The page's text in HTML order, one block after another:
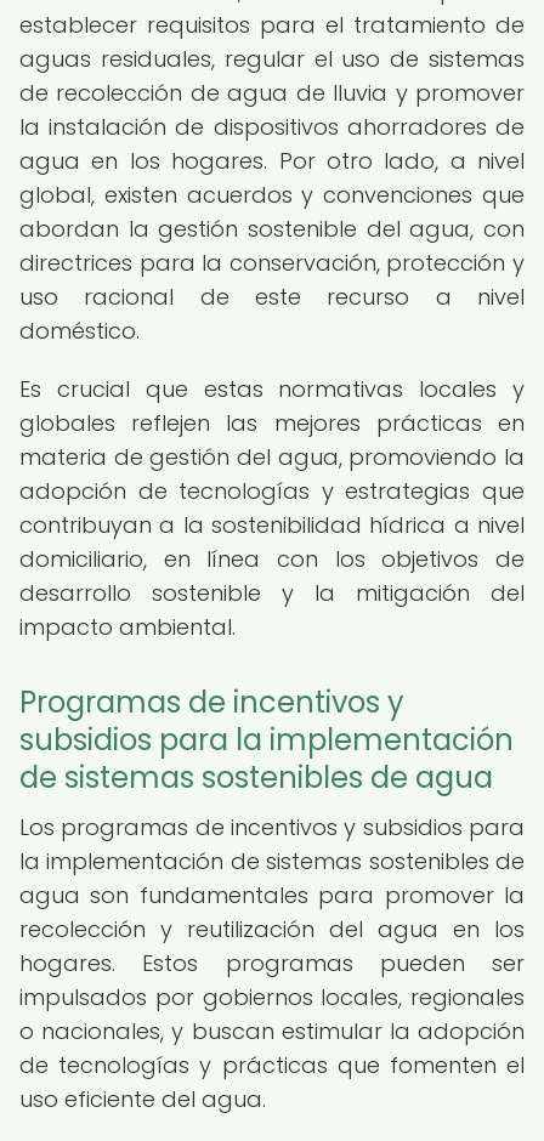
establecer requisitos para el tratamiento de
aguas residuales, regular el uso de sistemas
de recolección de agua de lluvia y promover
la instalación de dispositivos ahorradores de
agua en los hogares. Por otro lado, a nivel
global, existen acuerdos y convenciones que
abordan la gestión sostenible del agua, con
directrices para la conservación, protección y
uso racional de este recurso a nivel
doméstico.
Es crucial que estas normativas locales y
globales reflejen las mejores prácticas en
materia de gestión del agua, promoviendo la
adopción de tecnologías y estrategias que
contribuyan a la sostenibilidad hídrica a nivel
domiciliario, en línea con los objetivos de
desarrollo sostenible y la mitigación del
impacto ambiental.
Programas de incentivos y
subsidios para la implementación
de sistemas sostenibles de agua
Los programas de incentivos y subsidios para
la implementación de sistemas sostenibles de
agua son fundamentales para promover la
recolección y reutilización del agua en los
hogares. Estos programas pueden ser
impulsados por gobiernos locales, regionales
o nacionales, y buscan estimular la adopción
de tecnologías y prácticas que fomenten el
uso eficiente del agua.